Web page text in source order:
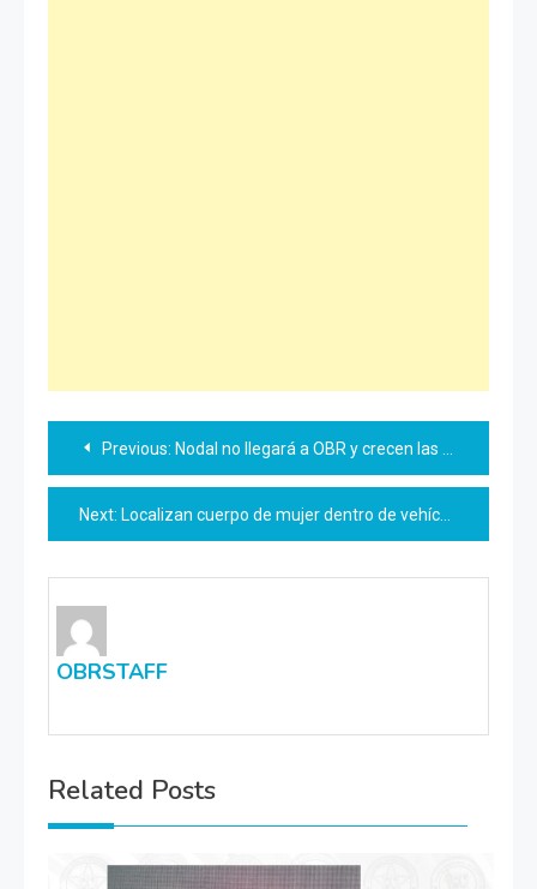
Navegación
de
entradas
Previous: Nodal no llegará a OBR y crecen las dudas entre fans
Next: Localizan cuerpo de mujer dentro de vehículo en canal
OBRSTAFF
Related Posts